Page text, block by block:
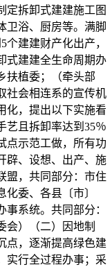
定拆卸式建建施工图
卫浴、厨房等。满脚
建建财产化出产，
式建建全生命周期办
扶植委；（牵头部
社会相连系的宣传机
化，提出以下实施看
艺且拆卸率达到35％
点示范工做，所有功
辟、设想、出产、施
盟，共同部分：市住
委、各县〔市〕
系统。共同部分：
会）（二）因地制
点，逐渐提高绿色建
实行全过程办事；采